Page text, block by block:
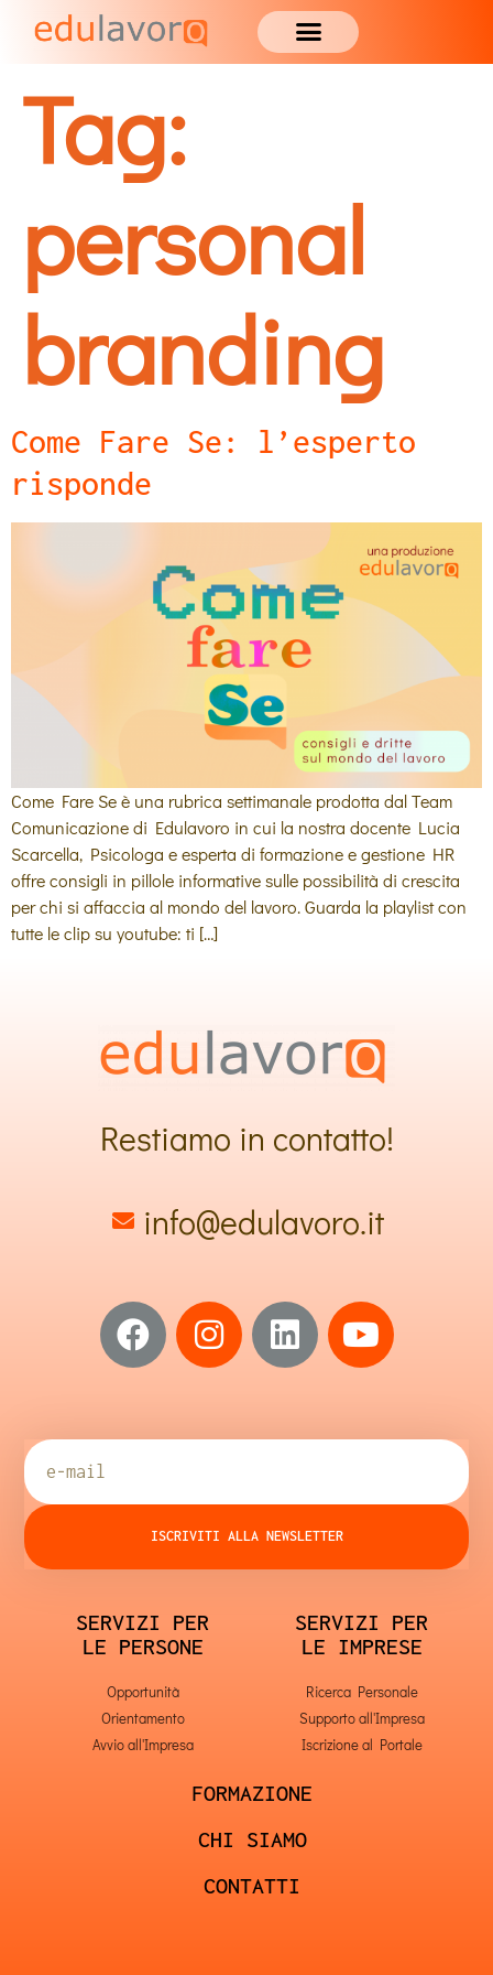
Tag:
personal
branding
Come Fare Se: l’esperto
risponde
Come Fare Se è una rubrica settimanale prodotta dal Team
Comunicazione di Edulavoro in cui la nostra docente Lucia
Scarcella, Psicologa e esperta di formazione e gestione HR
offre consigli in pillole informative sulle possibilità di crescita
per chi si affaccia al mondo del lavoro. Guarda la playlist con
tutte le clip su youtube: ti […]
Restiamo in contatto!
info@edulavoro.it
ISCRIVITI ALLA NEWSLETTER
SERVIZI PER
LE PERSONE
Opportunità
Orientamento
Avvio all'Impresa
SERVIZI PER
LE IMPRESE
Ricerca Personale
Supporto all'Impresa
Iscrizione al Portale
FORMAZIONE
CHI SIAMO
CONTATTI